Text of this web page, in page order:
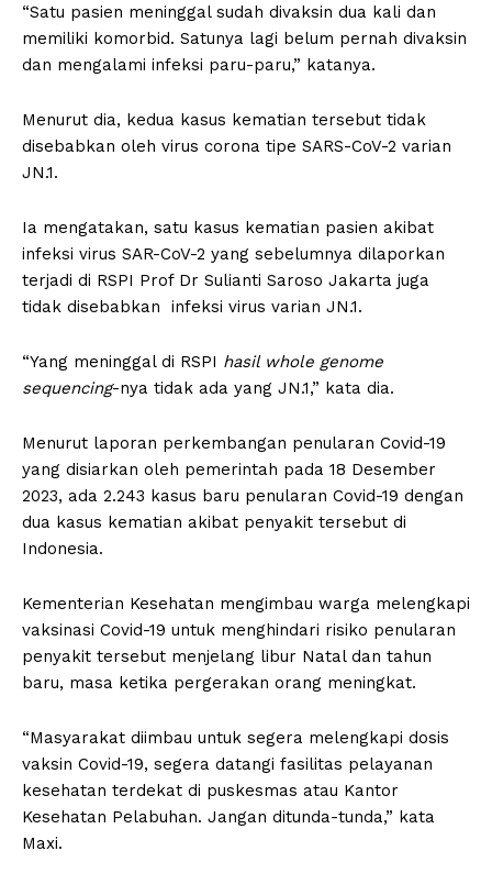
“Satu pasien meninggal sudah divaksin dua kali dan
memiliki komorbid. Satunya lagi belum pernah divaksin
dan mengalami infeksi paru-paru,” katanya.
Menurut dia, kedua kasus kematian tersebut tidak
disebabkan oleh virus corona tipe SARS-CoV-2 varian
JN.1.
Ia mengatakan, satu kasus kematian pasien akibat
infeksi virus SAR-CoV-2 yang sebelumnya dilaporkan
terjadi di RSPI Prof Dr Sulianti Saroso Jakarta juga
tidak disebabkan infeksi virus varian JN.1.
“Yang meninggal di RSPI hasil whole genome
sequencing-nya tidak ada yang JN.1,” kata dia.
Menurut laporan perkembangan penularan Covid-19
yang disiarkan oleh pemerintah pada 18 Desember
2023, ada 2.243 kasus baru penularan Covid-19 dengan
dua kasus kematian akibat penyakit tersebut di
Indonesia.
Kementerian Kesehatan mengimbau warga melengkapi
vaksinasi Covid-19 untuk menghindari risiko penularan
penyakit tersebut menjelang libur Natal dan tahun
baru, masa ketika pergerakan orang meningkat.
“Masyarakat diimbau untuk segera melengkapi dosis
vaksin Covid-19, segera datangi fasilitas pelayanan
kesehatan terdekat di puskesmas atau Kantor
Kesehatan Pelabuhan. Jangan ditunda-tunda,” kata
Maxi.